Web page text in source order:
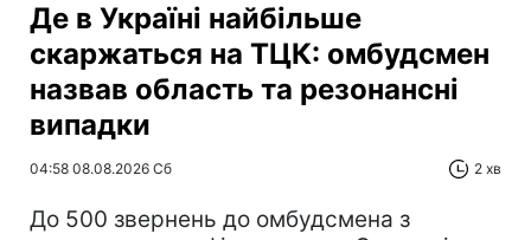
Де в Україні найбільше
скаржаться на ТЦК: омбудсмен
назвав область та резонансні
випадки
04:58 08.08.2026 Сб 2 хв
До 500 звернень до омбудсмена з